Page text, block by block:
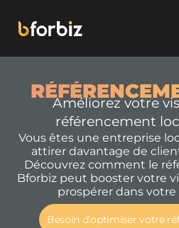
Améliorez votre
référencement
Vous êtes une entreprise
attirer davantage de
Découvrez comment le
Bforbiz peut booster votre
prospérer dans
Besoin d’optimiser votre